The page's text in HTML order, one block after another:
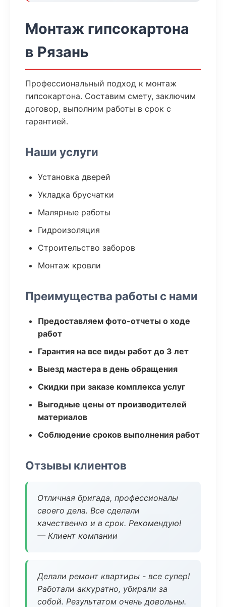
Монтаж гипсокартона
в Рязань
Профессиональный подход к монтаж
гипсокартона. Составим смету, заключим
договор, выполним работы в срок с
гарантией.
Наши услуги
Установка дверей
Укладка брусчатки
Малярные работы
Гидроизоляция
Строительство заборов
Монтаж кровли
Преимущества работы с нами
Предоставляем фото-отчеты о ходе
работ
Гарантия на все виды работ до 3 лет
Выезд мастера в день обращения
Скидки при заказе комплекса услуг
Выгодные цены от производителей
материалов
Соблюдение сроков выполнения работ
Отзывы клиентов
Отличная бригада, профессионалы
своего дела. Все сделали
качественно и в срок. Рекомендую!
— Клиент компании
Делали ремонт квартиры - все супер!
Работали аккуратно, убирали за
собой. Результатом очень довольны.